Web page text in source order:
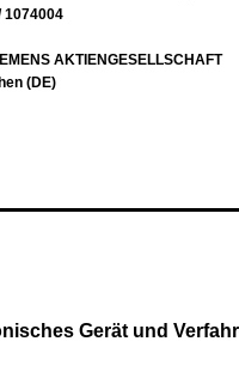
1074004
AKTIENGESELLSCHAFT
(DE)
Gerät und